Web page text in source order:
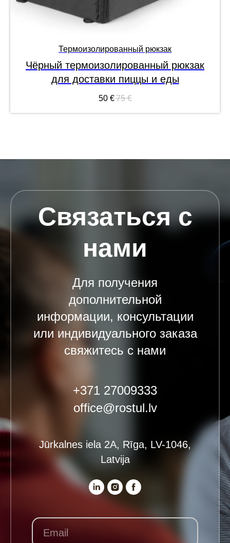
Термоизолированный рюкзак
Чёрный термоизолированный рюкзак
для доставки пиццы и еды
50 €75 €
Связаться с
нами
Для получения
дополнительной
информации, консультации
или индивидуального заказа
свяжитесь с нами
+371 27009333
office@rostul.lv
Jūrkalnes iela 2A, Rīga, LV-1046,
Latvija